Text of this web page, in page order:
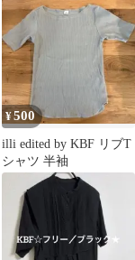
¥500
illi edited by KBF リブT
シャツ 半袖